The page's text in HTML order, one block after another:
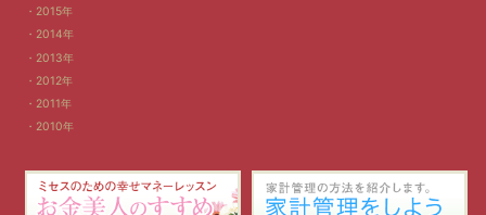
2015年
2014年
2013年
2012年
2011年
2010年